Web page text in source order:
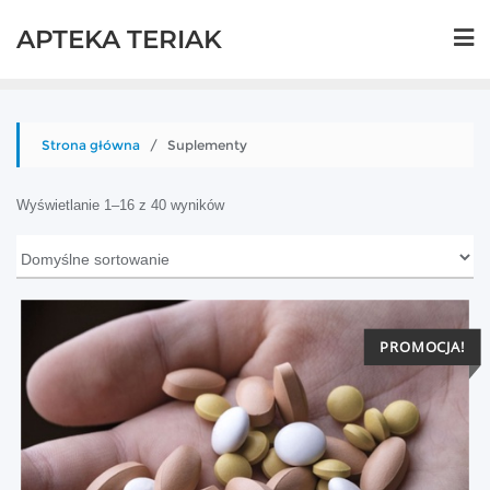
APTEKA TERIAK
Strona główna / Suplementy
Wyświetlanie 1–16 z 40 wyników
PROMOCJA!